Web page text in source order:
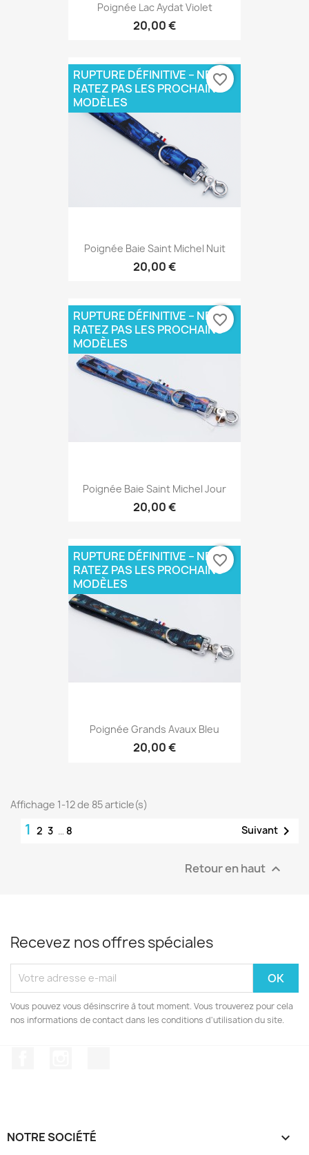
Poignée Lac Aydat Violet
20,00 €
Poignée Baie Saint Michel Nuit
20,00 €
RUPTURE DÉFINITIVE – NE
RATEZ PAS LES PROCHAINS
MODÈLES
favorite_border
Poignée Baie Saint Michel Jour
20,00 €
RUPTURE DÉFINITIVE – NE
RATEZ PAS LES PROCHAINS
MODÈLES
favorite_border
Poignée Grands Avaux Bleu
20,00 €
RUPTURE DÉFINITIVE – NE
RATEZ PAS LES PROCHAINS
MODÈLES
favorite_border
Affichage 1-12 de 85 article(s)
1 2 3 … 8 Suivant 
Retour en haut 
Recevez nos offres spéciales
Vous pouvez vous désinscrire à tout moment. Vous trouverez pour cela
nos informations de contact dans les conditions d'utilisation du site.
NOTRE SOCIÉTÉ 